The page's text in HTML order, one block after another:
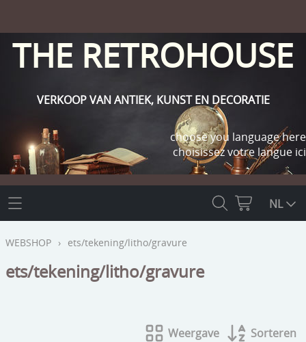
THE RETROHOUSE
VERKOOP VAN ANTIEK, KUNST EN DECORATIE
choose you language here
choisissez votre langue ici
THE RETROHOUSE
WEBSHOP
OUTLET
INFO
NL
WEBSHOP › ets/tekening/litho/gravure
ets/tekening/litho/gravure
Weergave Sorteren